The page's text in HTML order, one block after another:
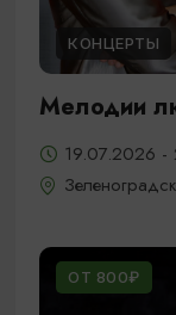
КОНЦЕРТЫ
Мелодии
19.07.2026
ОТ 800₽